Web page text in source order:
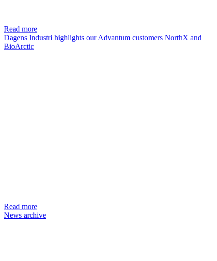
Read more
Dagens Industri highlights our Advantum customers NorthX and
BioArctic
Read more
News archive